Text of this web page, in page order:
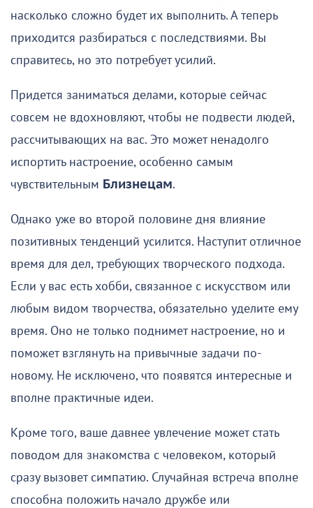
насколько сложно будет их выполнить. А теперь
приходится разбираться с последствиями. Вы
справитесь, но это потребует усилий.
Придется заниматься делами, которые сейчас
совсем не вдохновляют, чтобы не подвести людей,
рассчитывающих на вас. Это может ненадолго
испортить настроение, особенно самым
чувствительным Близнецам.
Однако уже во второй половине дня влияние
позитивных тенденций усилится. Наступит отличное
время для дел, требующих творческого подхода.
Если у вас есть хобби, связанное с искусством или
любым видом творчества, обязательно уделите ему
время. Оно не только поднимет настроение, но и
поможет взглянуть на привычные задачи по-
новому. Не исключено, что появятся интересные и
вполне практичные идеи.
Кроме того, ваше давнее увлечение может стать
поводом для знакомства с человеком, который
сразу вызовет симпатию. Случайная встреча вполне
способна положить начало дружбе или